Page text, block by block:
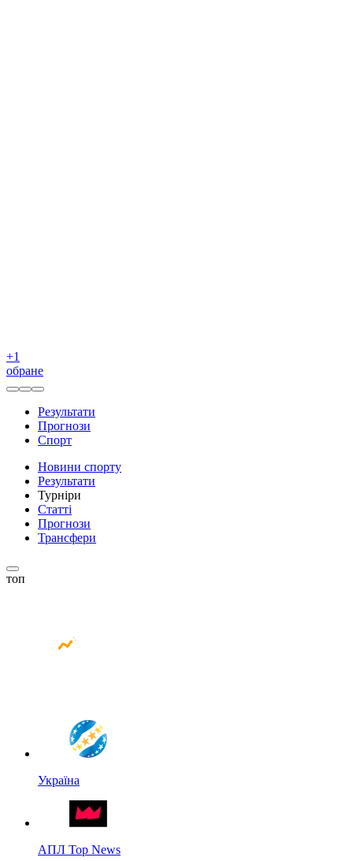
+1
обране
Результати
Прогнози
Спорт
Новини спорту
Результати
Турніри
Статті
Прогнози
Трансфери
топ
Україна
АПЛ Top News